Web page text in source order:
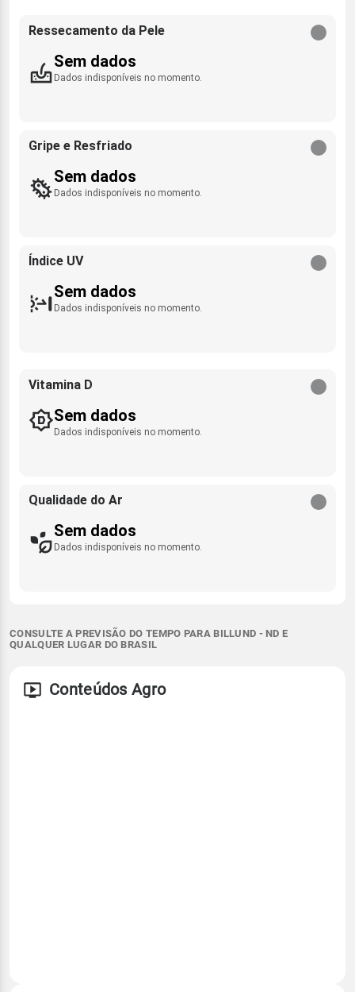
Ressecamento da Pele
Sem dados
Dados indisponíveis no momento.
Gripe e Resfriado
Sem dados
Dados indisponíveis no momento.
Índice UV
Sem dados
Dados indisponíveis no momento.
Vitamina D
Sem dados
Dados indisponíveis no momento.
Qualidade do Ar
Sem dados
Dados indisponíveis no momento.
CONSULTE A PREVISÃO DO TEMPO PARA BILLUND - ND E
QUALQUER LUGAR DO BRASIL
Conteúdos Agro